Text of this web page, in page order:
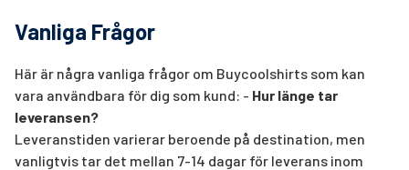
Vanliga Frågor
Här är några vanliga frågor om Buycoolshirts som kan
vara användbara för dig som kund: - Hur länge tar
leveransen?
Leveranstiden varierar beroende på destination, men
vanligtvis tar det mellan 7-14 dagar för leverans inom